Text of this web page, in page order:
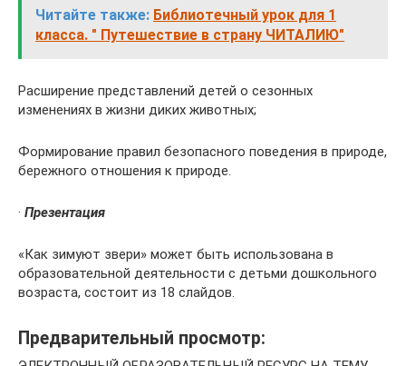
Читайте также: Библиотечный урок для 1
класса. " Путешествие в страну ЧИТАЛИЮ"
Расширение представлений детей о сезонных
изменениях в жизни диких животных;
Формирование правил безопасного поведения в природе,
бережного отношения к природе.
· Презентация
«Как зимуют звери» может быть использована в
образовательной деятельности с детьми дошкольного
возраста, состоит из 18 слайдов.
Предварительный просмотр: